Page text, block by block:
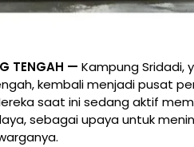
TENGAH — Kampung Sridadi,
kembali menjadi pusat
saat ini sedang aktif
sebagai upaya untuk